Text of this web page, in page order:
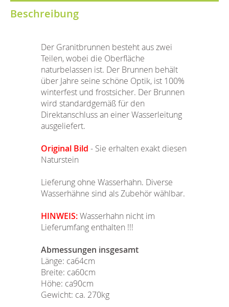
Beschreibung
Der Granitbrunnen besteht aus zwei
Teilen, wobei die Oberfläche
naturbelassen ist. Der Brunnen behält
über Jahre seine schöne Optik, ist 100%
winterfest und frostsicher. Der Brunnen
wird standardgemäß für den
Direktanschluss an einer Wasserleitung
ausgeliefert.
Original Bild - Sie erhalten exakt diesen
Naturstein
Lieferung ohne Wasserhahn. Diverse
Wasserhähne sind als Zubehör wählbar.
HINWEIS:Wasserhahn nicht im
Lieferumfang enthalten !!!
Abmessungen insgesamt
Länge: ca64cm
Breite: ca60cm
Höhe: ca90cm
Gewicht: ca. 270kg